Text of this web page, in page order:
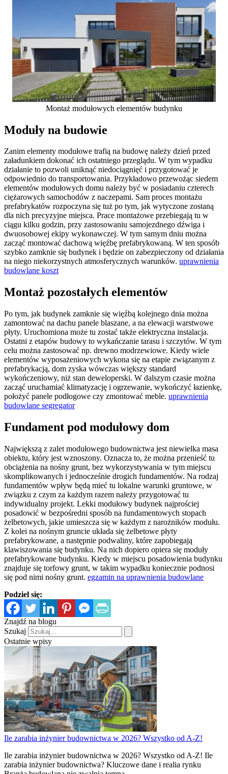
Montaż modułowych elementów budynku
Moduły na budowie
Zanim elementy modułowe trafią na budowę należy dzień przed
załadunkiem dokonać ich ostatniego przeglądu. W tym wypadku
działanie to pozwoli uniknąć niedociągnięć i przygotować je
odpowiednio do transportowania. Przykładowo przewożąc siedem
elementów modułowych domu należy być w posiadaniu czterech
ciężarowych samochodów z naczepami. Sam proces montażu
prefabrykatów rozpoczyna się tuż po tym, jak wytyczone zostaną
dla nich precyzyjne miejsca. Prace montażowe przebiegają tu w
ciągu kilku godzin, przy zastosowaniu samojezdnego dźwiga i
dwuosobowej ekipy wykonawczej. W tym samym dniu można
zacząć montować dachową więźbę prefabrykowaną. W ten sposób
szybko zamknie się budynek i będzie on zabezpieczony od działania
na niego niekorzystnych atmosferycznych warunków. uprawnienia
budowlane koszt
Montaż pozostałych elementów
Po tym, jak budynek zamknie się więźbą kolejnego dnia można
zamontować na dachu panele blaszane, a na elewacji warstwowe
płyty. Uruchomiona może tu zostać także elektryczna instalacja.
Ostatni z etapów budowy to wykańczanie tarasu i szczytów. W tym
celu można zastosować np. drewno modrzewiowe. Kiedy wiele
elementów wyposażeniowych wykona się na etapie związanym z
prefabrykacją, dom zyska wówczas większy standard
wykończeniowy, niż stan deweloperski. W dalszym czasie można
zacząć uruchamiać klimatyzację i ogrzewanie, wykończyć łazienkę,
położyć panele podłogowe czy zmontować meble. uprawnienia
budowlane segregator
Fundament pod modułowy dom
Największą z zalet modułowego budownictwa jest niewielka masa
obiektu, który jest wznoszony. Oznacza to, że można przenieść tu
obciążenia na nośny grunt, bez wykorzystywania w tym miejscu
skomplikowanych i jednocześnie drogich fundamentów. Na rodzaj
fundamentów wpływ będą mieć tu lokalne warunki gruntowe, w
związku z czym za każdym razem należy przygotować tu
indywidualny projekt. Lekki modułowy budynek najprościej
posadowić w bezpośredni sposób na fundamentowych stopach
żelbetowych, jakie umieszcza się w każdym z narożników modułu.
Z kolei na nośnym gruncie układa się żelbetowe płyty
prefabrykowane, a następnie podwaliny, które zapobiegają
klawiszowania się budynku. Na nich dopiero opiera się moduły
prefabrykowane budynku. Kiedy w miejscu posadowienia budynku
znajduje się torfowy grunt, w takim wypadku koniecznie podnosi
się pod nimi nośny grunt. egzamin na uprawnienia budowlane
Podziel się:
Znajdź na blogu
Szukaj
Ostatnie wpisy
Ile zarabia inżynier budownictwa w 2026? Wszystko od A-Z!
Ile zarabia inżynier budownictwa w 2026? Wszystko od A-Z! Ile
zarabia inżynier budownictwa? Kluczowe dane i realia rynku